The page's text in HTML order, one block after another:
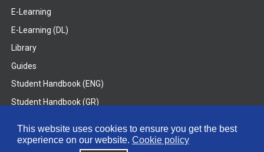
This website uses cookies to ensure you get the best
experience on our website. Cookie policy
E-Learning
E-Learning (DL)
Library
Guides
Student Handbook (ENG)
Student Handbook (GR)